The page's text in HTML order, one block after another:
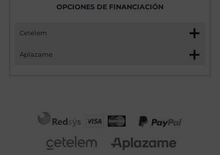
OPCIONES DE FINANCIACIÓN
Cetelem
Aplazame